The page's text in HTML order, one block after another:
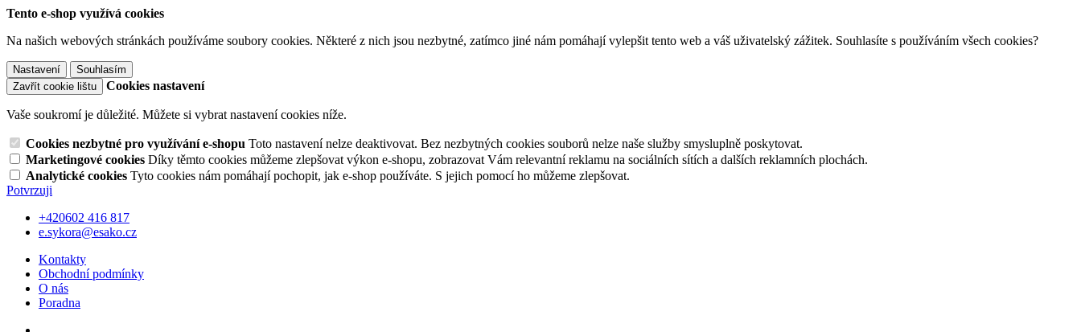
Tento e-shop využívá cookies
Na našich webových stránkách používáme soubory cookies. Některé z nich jsou nezbytné, zatímco jiné nám pomáhají vylepšit tento web a váš uživatelský zážitek. Souhlasíte s používáním všech cookies?
Nastavení
Souhlasím
Zavřít cookie lištu
Cookies nastavení
Vaše soukromí je důležité. Můžete si vybrat nastavení cookies níže.
Cookies nezbytné pro využívání e-shopu Toto nastavení nelze deaktivovat. Bez nezbytných cookies souborů nelze naše služby smysluplně poskytovat.
Marketingové cookies Díky těmto cookies můžeme zlepšovat výkon e-shopu, zobrazovat Vám relevantní reklamu na sociálních sítích a dalších reklamních plochách.
Analytické cookies Tyto cookies nám pomáhají pochopit, jak e-shop používáte. S jejich pomocí ho můžeme zlepšovat.
Potvrzuji
+420602 416 817
e.sykora@esako.cz
Kontakty
Obchodní podmínky
O nás
Poradna